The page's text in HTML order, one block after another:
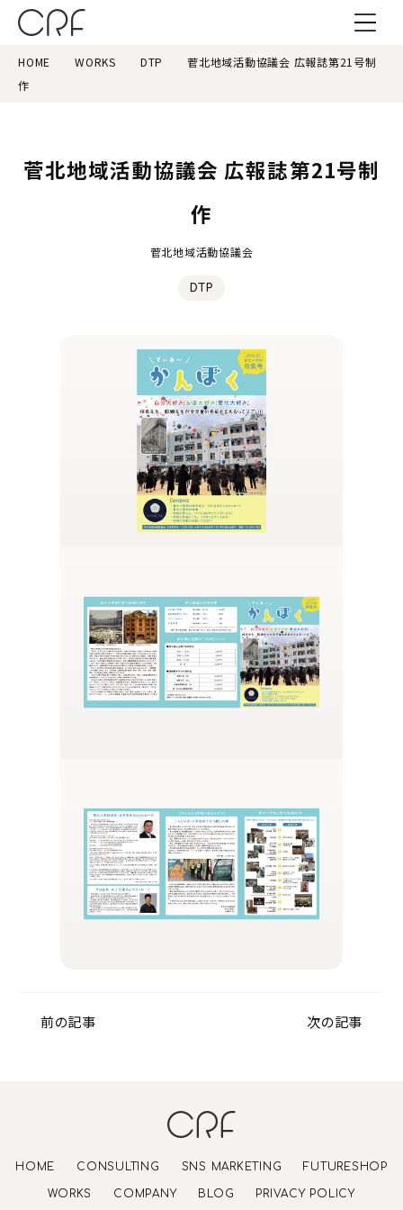
HOME WORKS DTP
菅北地域活動協議会 広報誌第21号制
作
菅北地域活動協議会 広報誌第21号制
作
菅北地域活動協議会
DTP
前の記事 次の記事
HOME CONSULTING SNS MARKETING FUTURESHOP
WORKS COMPANY BLOG PRIVACY POLICY